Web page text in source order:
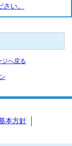
い。
ジへ戻る
本方針